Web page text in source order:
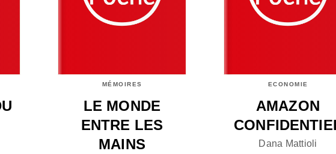
MÉMOIRES
LE MONDE
ENTRE LES
MAINS
ECONOMIE
AMAZON
Dana Mattioli